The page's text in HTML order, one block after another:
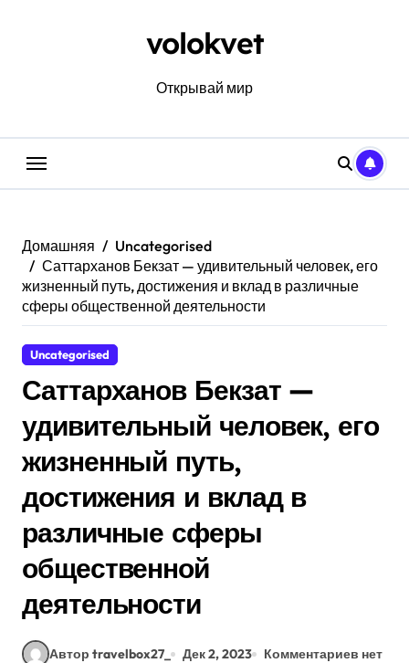
volokvet
Открывай мир
Домашняя
Uncategorised
Саттарханов Бекзат — удивительный человек, его
жизненный путь, достижения и вклад в различные
сферы общественной деятельности
Uncategorised
Саттарханов Бекзат —
удивительный человек, его
жизненный путь,
достижения и вклад в
различные сферы
общественной
деятельности
Автор travelbox27_ Дек 2, 2023 Комментариев нет